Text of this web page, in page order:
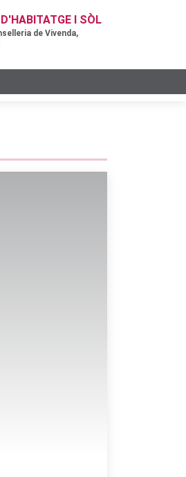
I SÒL
de Vivenda,